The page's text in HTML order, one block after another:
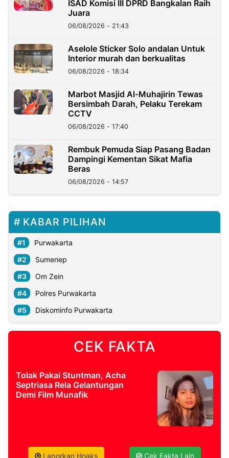
ISAD Komisi III DPRD Bangkalan Raih
Juara
06/08/2026 - 21:43
Aselole Sticker Solo andalan Untuk
Interior murah dan berkualitas
06/08/2026 - 18:34
Marbot Masjid Al-Muhajirin Tewas
Bersimbah Darah, Pelaku Terekam
CCTV
06/08/2026 - 17:40
Rembuk Pemuda Siap Pasang Badan
Dampingi Kementan Sikat Mafia
Beras
06/08/2026 - 14:57
KABAR PILIHAN
Purwakarta
Sumenep
Om Zein
Polres Purwakarta
Diskominfo Purwakarta
CEK FAKTA
Tolak Pakai Stuntman, Acha
Septriasa Rela Gelantungan
Demi Film Munafik
Laporkan Hoaks Cek Fakta Lain